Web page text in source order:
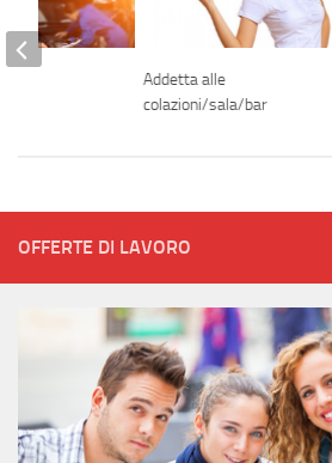
Addetta alle
colazioni/sala/bar
OFFERTE DI LAVORO